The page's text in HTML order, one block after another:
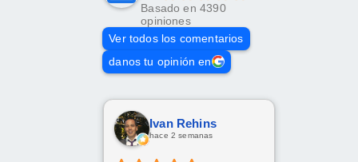
Basado en 4390
opiniones
Ver todos los comentarios
danos tu opinión en
Ivan Rehins
hace 2 semanas